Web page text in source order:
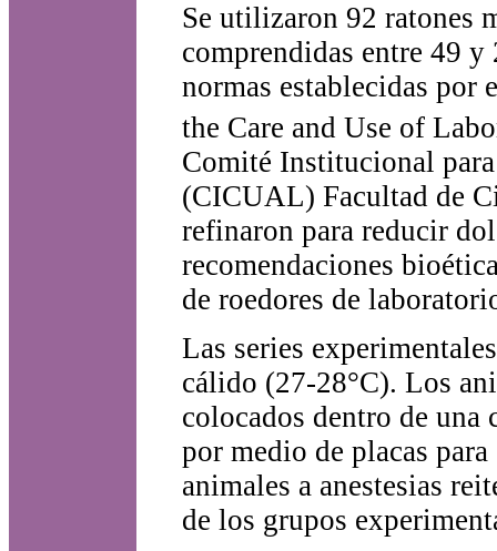
Se utilizaron 92 ratones
comprendidas entre 49 y
normas establecidas
the Care and Use of
Comité Institucional
(CICUAL) Facultad de
refinaron para reducir
recomendaciones
de roedores de
Las series
cálido (27-28°C). Los
colocados dentro de
por medio de placas
animales a anestesias
de los grupos